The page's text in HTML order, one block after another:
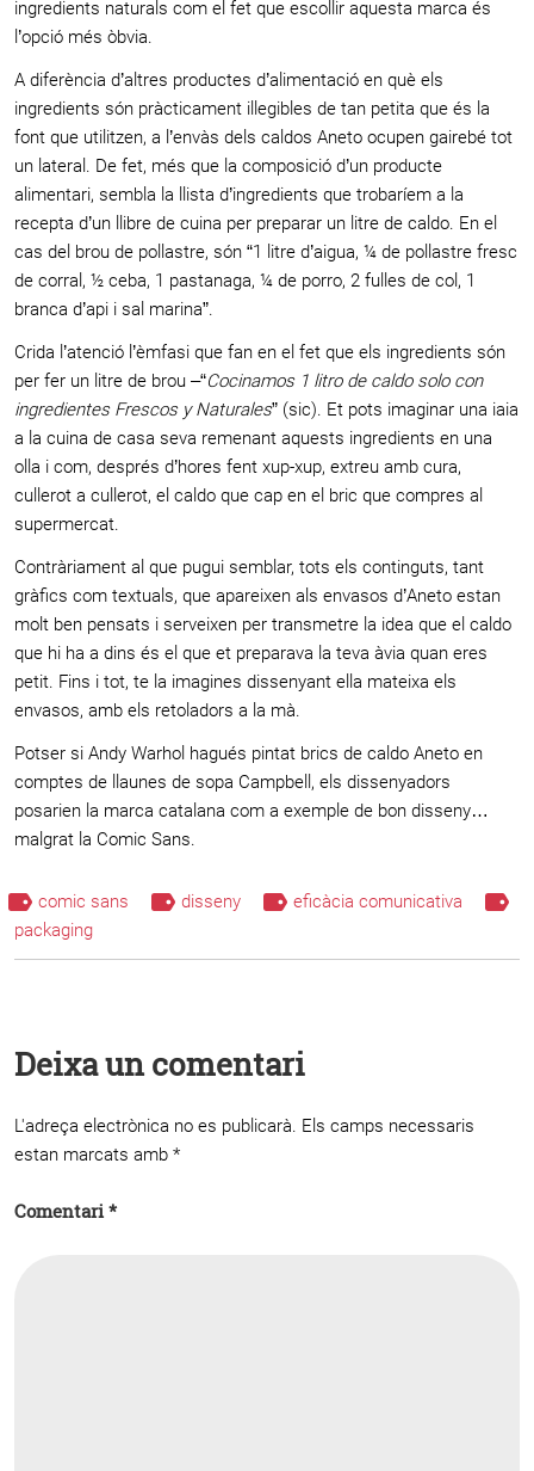
ingredients naturals com el fet que escollir aquesta marca és
l’opció més òbvia.
A diferència d’altres productes d’alimentació en què els
ingredients són pràcticament illegibles de tan petita que és la
font que utilitzen, a l’envàs dels caldos Aneto ocupen gairebé tot
un lateral. De fet, més que la composició d’un producte
alimentari, sembla la llista d’ingredients que trobaríem a la
recepta d’un llibre de cuina per preparar un litre de caldo. En el
cas del brou de pollastre, són “1 litre d’aigua, ¼ de pollastre fresc
de corral, ½ ceba, 1 pastanaga, ¼ de porro, 2 fulles de col, 1
branca d’api i sal marina”.
Crida l’atenció l’èmfasi que fan en el fet que els ingredients són
per fer un litre de brou –“Cocinamos 1 litro de caldo solo con
ingredientes Frescos y Naturales” (sic). Et pots imaginar una iaia
a la cuina de casa seva remenant aquests ingredients en una
olla i com, després d’hores fent xup-xup, extreu amb cura,
cullerot a cullerot, el caldo que cap en el bric que compres al
supermercat.
Contràriament al que pugui semblar, tots els continguts, tant
gràfics com textuals, que apareixen als envasos d’Aneto estan
molt ben pensats i serveixen per transmetre la idea que el caldo
que hi ha a dins és el que et preparava la teva àvia quan eres
petit. Fins i tot, te la imagines dissenyant ella mateixa els
envasos, amb els retoladors a la mà.
Potser si Andy Warhol hagués pintat brics de caldo Aneto en
comptes de llaunes de sopa Campbell, els dissenyadors
posarien la marca catalana com a exemple de bon disseny…
malgrat la Comic Sans.
comic sans disseny
eficàcia comunicativa
packaging
Deixa un comentari
L'adreça electrònica no es publicarà. Els camps necessaris
estan marcats amb *
Comentari*